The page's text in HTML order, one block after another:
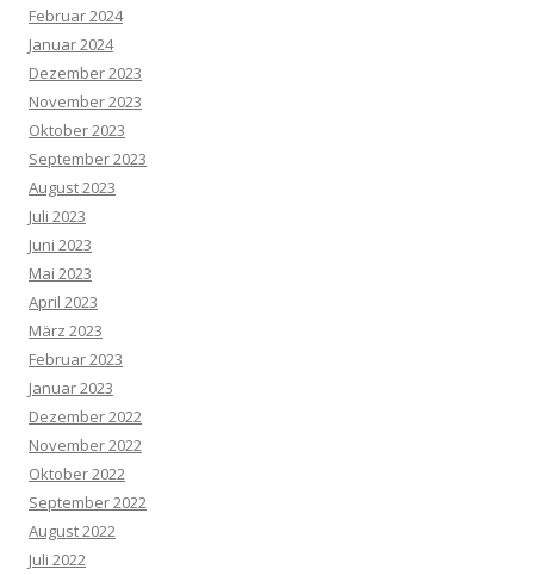
Februar 2024
Januar 2024
Dezember 2023
November 2023
Oktober 2023
September 2023
August 2023
Juli 2023
Juni 2023
Mai 2023
April 2023
März 2023
Februar 2023
Januar 2023
Dezember 2022
November 2022
Oktober 2022
September 2022
August 2022
Juli 2022